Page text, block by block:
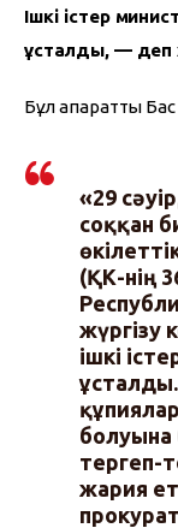
Ішкі істер
ұсталды, — деп
Бұл ақпаратты
«29
соққан
(ҚК-нің
жүргізу
ішкі
болуына
тергеп-
жария